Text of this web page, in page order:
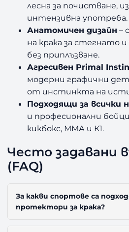
лесна за почистване,
интензивна употреба.
Анатомичен дизайн –
на крака за стегнато
без приплъзване.
Агресивен Primal
модерни графични
от инстинкта на
Подходящи за всички
и професионални
кикбокс, ММА и К1.
Често задавани
(FAQ)
За какви спортове са
протектори за крака?